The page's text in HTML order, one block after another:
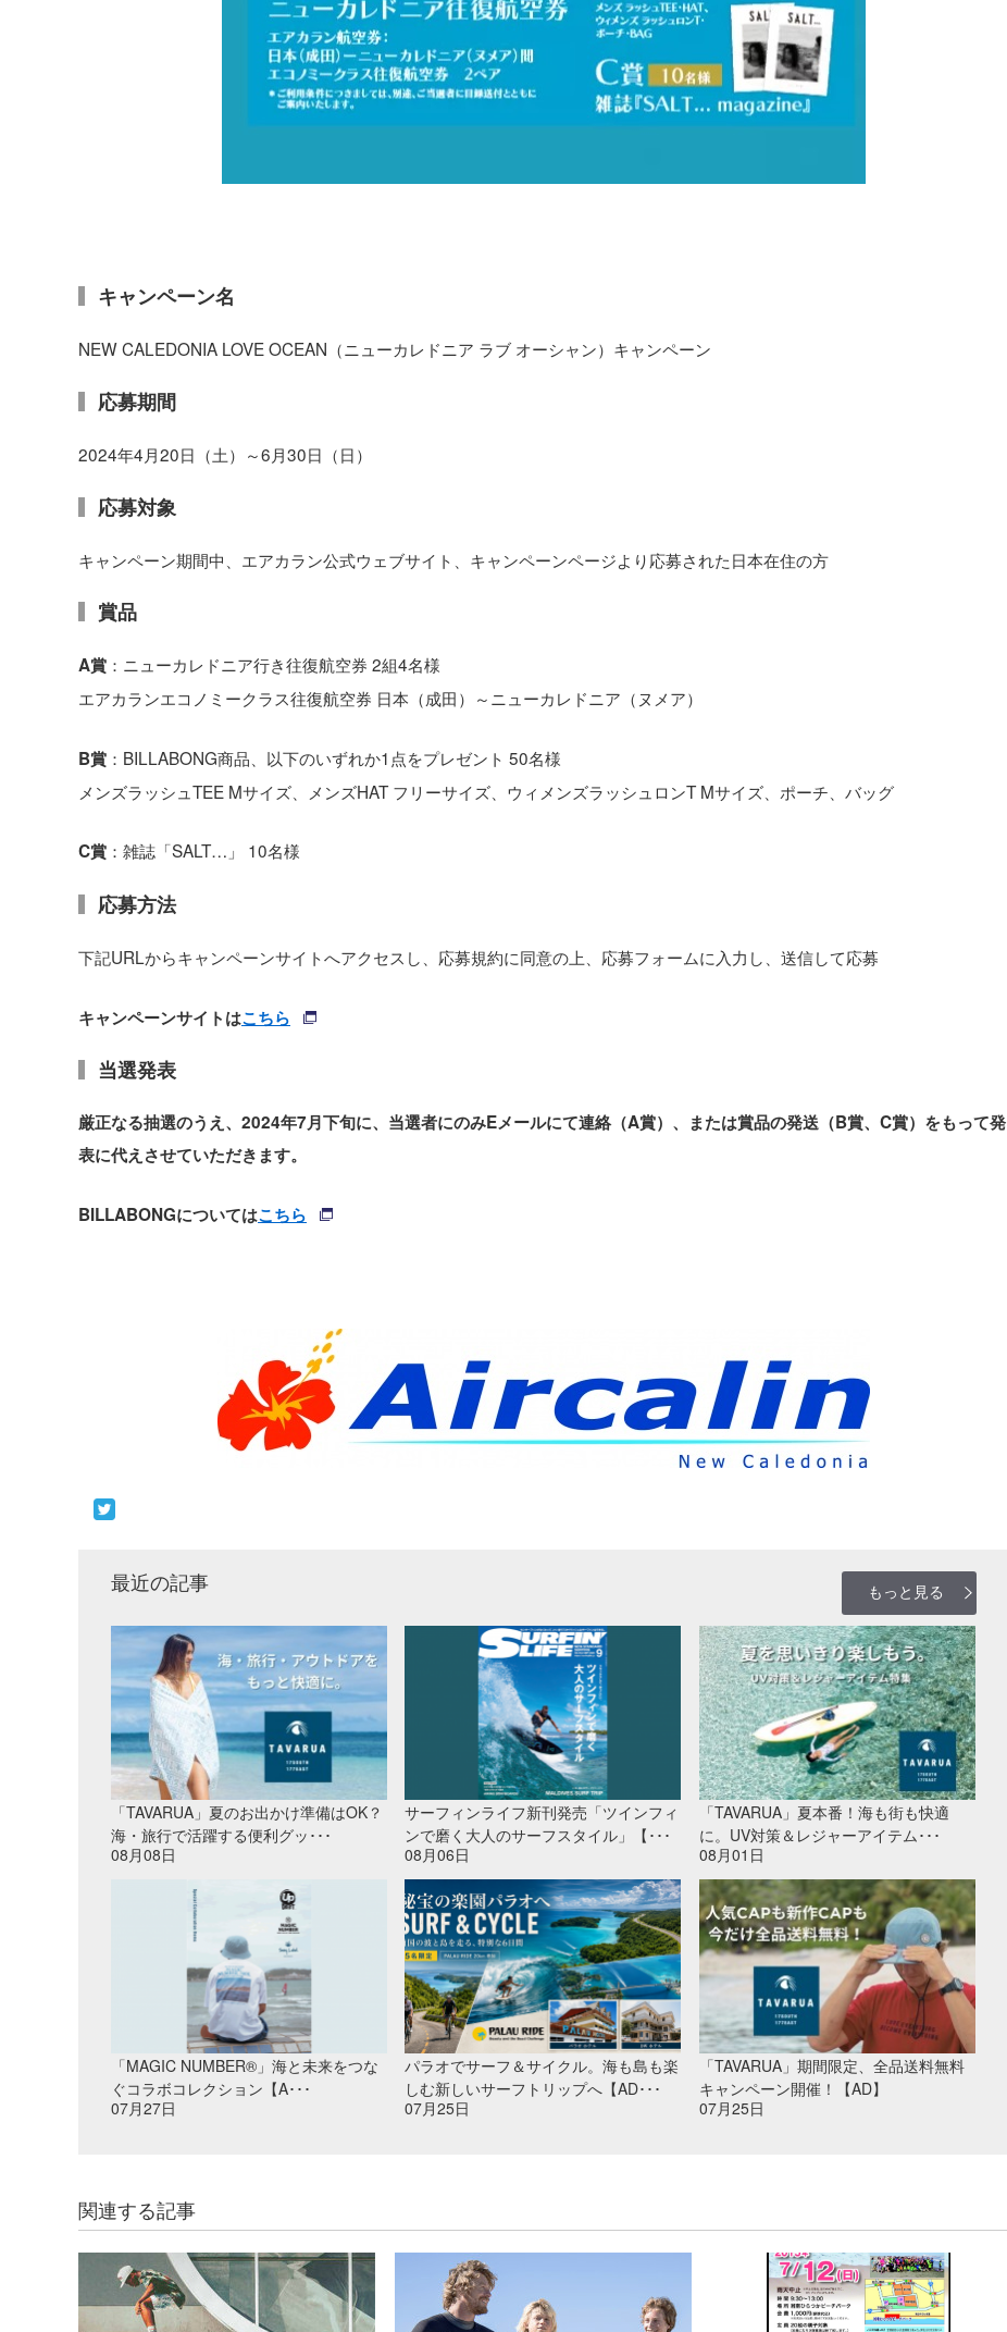
キャンペーン名
NEW CALEDONIA LOVE OCEAN（ニューカレドニア ラブ オーシャン）キャンペーン
応募期間
2024年4月20日（土）～6月30日（日）
応募対象
キャンペーン期間中、エアカラン公式ウェブサイト、キャンペーンページより応募された日本在住の方
賞品
A賞 ：ニューカレドニア行き往復航空券 2組4名様
エアカランエコノミークラス往復航空券 日本（成田）～ニューカレドニア（ヌメア）
B賞 ：BILLABONG商品、以下のいずれか1点をプレゼント 50名様
メンズラッシュTEE Mサイズ、メンズHAT フリーサイズ、ウィメンズラッシュロンT Mサイズ、ポーチ、バッグ
C賞 ：雑誌「SALT…」 10名様
応募方法
下記URLからキャンペーンサイトへアクセスし、応募規約に同意の上、応募フォームに入力し、送信して応募
キャンペーンサイトはこちら
当選発表
厳正なる抽選のうえ、2024年7月下旬に、当選者にのみEメールにて連絡（A賞）、または賞品の発送（B賞、C賞）をもって発
表に代えさせていただきます。
BILLABONGについてはこちら
最近の記事 もっと見る
「TAVARUA」夏のお出かけ準備はOK？
海・旅行で活躍する便利グッ･･･
08月08日
サーフィンライフ新刊発売「ツインフィ
ンで磨く大人のサーフスタイル」【･･･
08月06日
「TAVARUA」夏本番！海も街も快適
に。UV対策＆レジャーアイテム･･･
08月01日
「MAGIC NUMBER®」海と未来をつな
ぐコラボコレクション【A･･･
07月27日
パラオでサーフ＆サイクル。海も島も楽
しむ新しいサーフトリップへ【AD･･･
07月25日
「TAVARUA」期間限定、全品送料無料
キャンペーン開催！【AD】
07月25日
関連する記事